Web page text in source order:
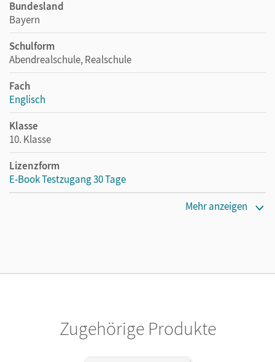
Bundesland
Bayern
Schulform
Abendrealschule, Realschule
Fach
Englisch
Klasse
10. Klasse
Lizenzform
E-Book Testzugang 30 Tage
Eastwood, John
Mehr anzeigen
Zugehörige Produkte